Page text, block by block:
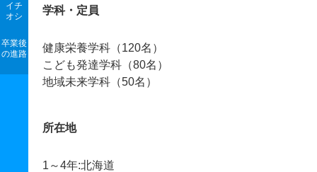
イチ
オシ
卒業後
の進路
学科・定員
健康栄養学科（120名）
こども発達学科（80名）
地域未来学科（50名）
所在地
1～4年:北海道